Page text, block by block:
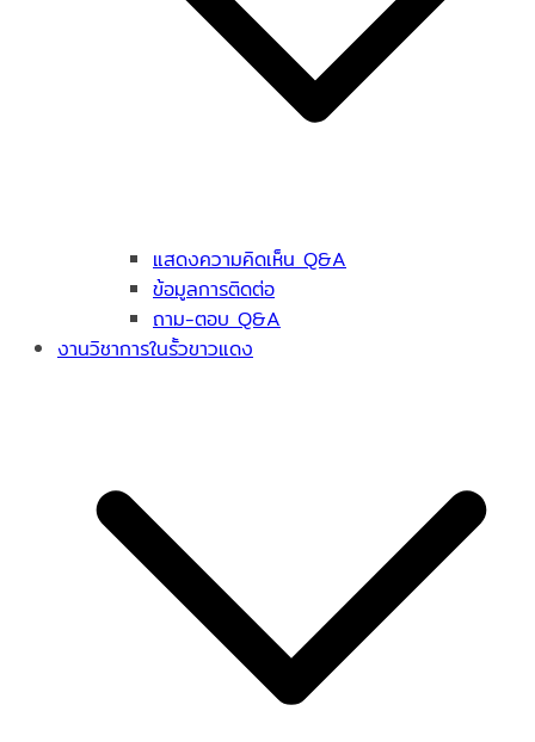
แสดงความคิดเห็น Q&A
ข้อมูลการติดต่อ
ถาม-ตอบ Q&A
งานวิชาการในรั้วขาวแดง